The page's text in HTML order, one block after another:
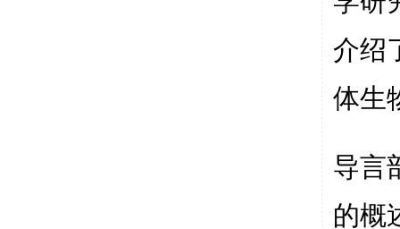
介绍
体生
导言
的概